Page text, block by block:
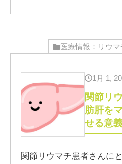
医療情報：リウマ
1月 1,
関節リ
肪肝を
せる意
関節リウマチ患者さんに